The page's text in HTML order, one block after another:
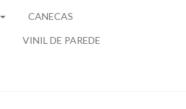
CANECAS
VINIL DE PAREDE